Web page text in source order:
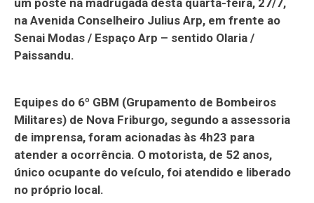
na Avenida Conselheiro Julius Arp, em frente ao
Senai Modas / Espaço Arp – sentido Olaria /
Paissandu.
Equipes do 6º GBM (Grupamento de Bombeiros
Militares) de Nova Friburgo, segundo a assessoria
de imprensa, foram acionadas às 4h23 para
atender a ocorrência. O motorista, de 52 anos,
único ocupante do veículo, foi atendido e liberado
no próprio local.